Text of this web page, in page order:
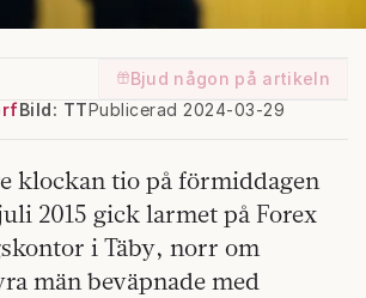
Bjud någon på artikeln
Publicerad 2024-03-29
Bild: TT
klockan tio på förmiddagen
2015 gick larmet på Forex
i Täby, norr om
män beväpnade med